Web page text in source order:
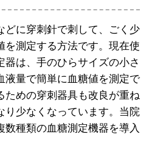
どに穿刺針で刺して、ごく少
を測定する方法です。現在使
器は、手のひらサイズの小さ
液量で簡単に血糖値を測定で
ための穿刺器具も改良が重ね
り少なくなっています。当院
数種類の血糖測定機器を導入